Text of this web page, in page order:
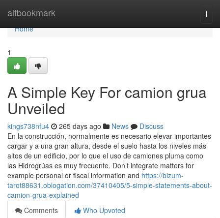
altbookmark
Home
Home
1
A Simple Key For camion grua
Unveiled
kings738nfu4 265 days ago News
Discuss
En la construcción, normalmente es necesario elevar importantes
cargar y a una gran altura, desde el suelo hasta los niveles más
altos de un edificio, por lo que el uso de camiones pluma como
las Hidrogrúas es muy frecuente. Don’t integrate matters for
example personal or fiscal information and https://bizum-
tarot88631.oblogation.com/37410405/5-simple-statements-about-
camion-grua-explained
Comments
Who Upvoted